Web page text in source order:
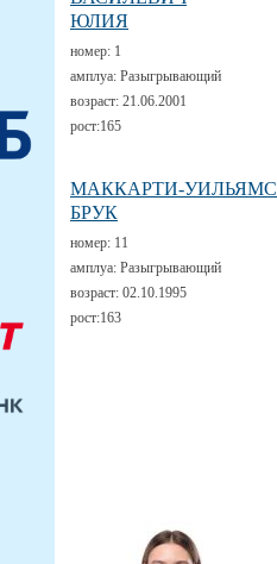
ЮЛИЯ
номер: 1
амплуа: Разыгрывающий
возраст: 21.06.2001
рост:165
МАККАРТИ-УИЛЬЯМС
БРУК
номер: 11
амплуа: Разыгрывающий
возраст: 02.10.1995
рост:163